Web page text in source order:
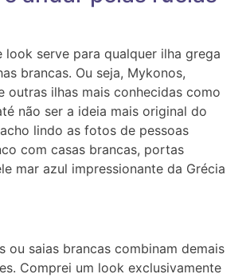
look serve para qualquer ilha grega
brancas. Ou seja, Mykonos,
outras ilhas mais conhecidas como
não ser a ideia mais original do
lindo as fotos de pessoas
com casas brancas, portas
mar azul impressionante da Grécia
ou saias brancas combinam demais
Comprei um look exclusivamente